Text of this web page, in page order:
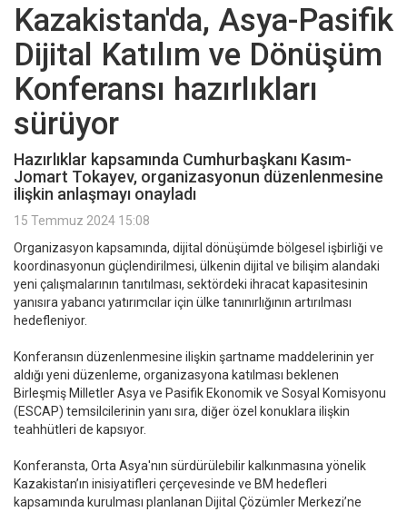
Kazakistan'da, Asya-Pasifik
Dijital Katılım ve Dönüşüm
Konferansı hazırlıkları
sürüyor
Hazırlıklar kapsamında Cumhurbaşkanı Kasım-
Jomart Tokayev, organizasyonun düzenlenmesine
ilişkin anlaşmayı onayladı
15 Temmuz 2024 15:08
Organizasyon kapsamında, dijital dönüşümde bölgesel işbirliği ve
koordinasyonun güçlendirilmesi, ülkenin dijital ve bilişim alandaki
yeni çalışmalarının tanıtılması, sektördeki ihracat kapasitesinin
yanısıra yabancı yatırımcılar için ülke tanınırlığının artırılması
hedefleniyor.
Konferansın düzenlenmesine ilişkin şartname maddelerinin yer
aldığı yeni düzenleme, organizasyona katılması beklenen
Birleşmiş Milletler Asya ve Pasifik Ekonomik ve Sosyal Komisyonu
(ESCAP) temsilcilerinin yanı sıra, diğer özel konuklara ilişkin
teahhütleri de kapsıyor.
Konferansta, Orta Asya'nın sürdürülebilir kalkınmasına yönelik
Kazakistan’ın inisiyatifleri çerçevesinde ve BM hedefleri
kapsamında kurulması planlanan Dijital Çözümler Merkezi’ne